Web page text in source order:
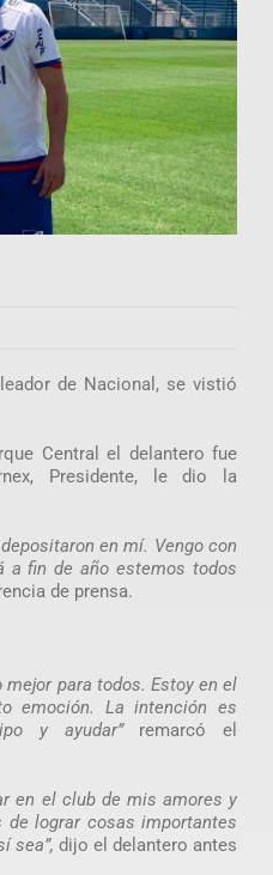
de Nacional, se vistió
Central el delantero fue
Presidente, le dio la
en mí. Vengo con
a fin de año estemos todos
de prensa.
para todos. Estoy en el
emoción. La intención es
y ayudar”remarcó el
en el club de mis amores y
de lograr cosas importantes
sea”, dijo el delantero antes